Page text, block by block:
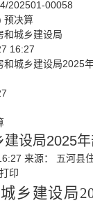
202501-00058
预决算
和城乡建设局
16:27
和城乡建设局2025
建设局2025
来源： 五河县
打印
乡建设局